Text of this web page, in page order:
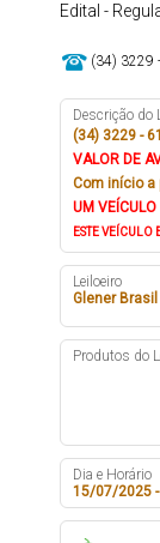
Edital -
(34) 3229
Descrição do
(34) 3229 -
VALOR DE
Com início a
UM
ESTE VEÍCULO
Leiloeiro
Glener
Produtos do
Dia e Horário
15/07/2025 -